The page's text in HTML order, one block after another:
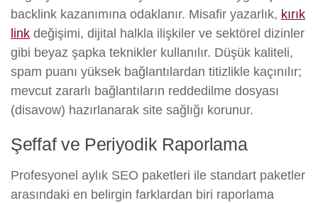
backlink kazanımına odaklanır. Misafir yazarlık, kırık
link değişimi, dijital halkla ilişkiler ve sektörel dizinler
gibi beyaz şapka teknikler kullanılır. Düşük kaliteli,
spam puanı yüksek bağlantılardan titizlikle kaçınılır;
mevcut zararlı bağlantıların reddedilme dosyası
(disavow) hazırlanarak site sağlığı korunur.
Şeffaf ve Periyodik Raporlama
Profesyonel aylık SEO paketleri ile standart paketler
arasındaki en belirgin farklardan biri raporlama